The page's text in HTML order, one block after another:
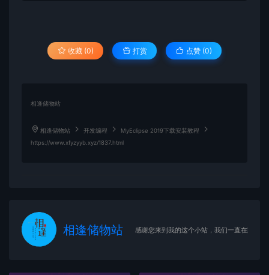
收藏 (0) 打赏 点赞 (0)
相逢储物站
相逢储物站 开发编程
MyEclipse 2019下载安装教程
https://www.xfyzyyb.xyz/1837.html
相逢储物站 感谢您来到我的这个小站，我们一直在路上